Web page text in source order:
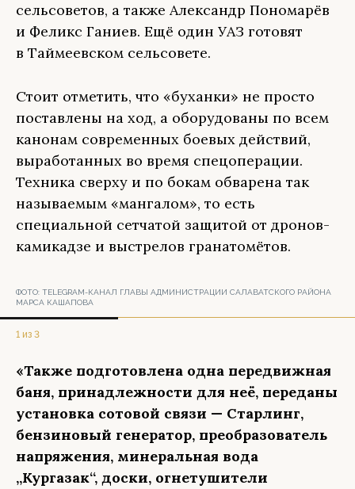
сельсоветов, а также Александр Пономарёв
и Феликс Ганиев. Ещё один УАЗ готовят
в Таймеевском сельсовете.
Стоит отметить, что «буханки» не просто
поставлены на ход, а оборудованы по всем
канонам современных боевых действий,
выработанных во время спецоперации.
Техника сверху и по бокам обварена так
называемым «мангалом», то есть
специальной сетчатой защитой от дронов-
камикадзе и выстрелов гранатомётов.
ФОТО: TELEGRAM-КАНАЛ ГЛАВЫ АДМИНИСТРАЦИИ САЛАВАТСКОГО РАЙОНА
МАРСА КАШАПОВА
1 из 3
«Также подготовлена одна передвижная
баня, принадлежности для неё, переданы
установка сотовой связи — Старлинг,
бензиновый генератор, преобразователь
напряжения, минеральная вода
„Кургазак“, доски, огнетушители